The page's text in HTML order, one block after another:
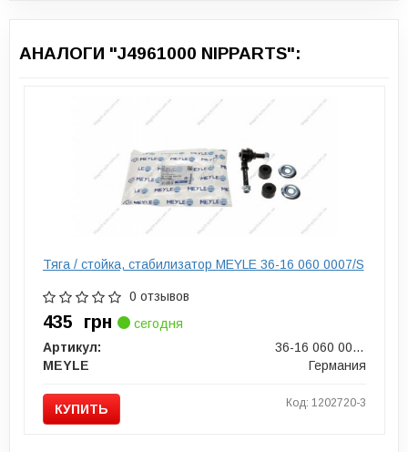
АНАЛОГИ "J4961000 NIPPARTS":
Тяга / стойка, стабилизатор MEYLE 36-16 060 0007/S
0 отзывов
435 грн
сегодня
Артикул:
36-16 060 0007/S
MEYLE
Германия
КУПИТЬ Код: 1202720-3